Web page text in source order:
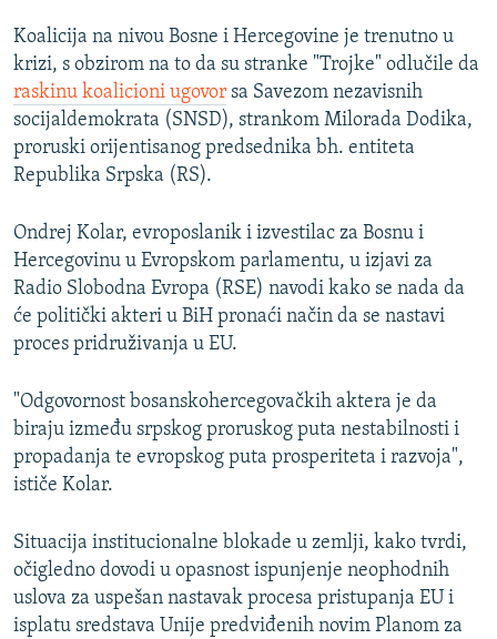
Koalicija na nivou Bosne i Hercegovine je trenutno u
krizi, s obzirom na to da su stranke "Trojke" odlučile da
raskinu koalicioni ugovor sa Savezom nezavisnih
socijaldemokrata (SNSD), strankom Milorada Dodika,
proruski orijentisanog predsednika bh. entiteta
Republika Srpska (RS).
Ondrej Kolar, evroposlanik i izvestilac za Bosnu i
Hercegovinu u Evropskom parlamentu, u izjavi za
Radio Slobodna Evropa (RSE) navodi kako se nada da
će politički akteri u BiH pronaći način da se nastavi
proces pridruživanja u EU.
"Odgovornost bosanskohercegovačkih aktera je da
biraju između srpskog proruskog puta nestabilnosti i
propadanja te evropskog puta prosperiteta i razvoja",
ističe Kolar.
Situacija institucionalne blokade u zemlji, kako tvrdi,
očigledno dovodi u opasnost ispunjenje neophodnih
uslova za uspešan nastavak procesa pristupanja EU i
isplatu sredstava Unije predviđenih novim Planom za